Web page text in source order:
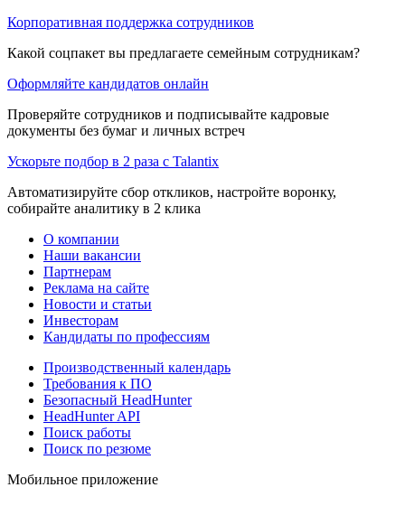
Корпоративная поддержка сотрудников
Какой соцпакет вы предлагаете семейным сотрудникам?
Оформляйте кандидатов онлайн
Проверяйте сотрудников и подписывайте кадровые
документы без бумаг и личных встреч
Ускорьте подбор в 2 раза с Talantix
Автоматизируйте сбор откликов, настройте воронку,
собирайте аналитику в 2 клика
О компании
Наши вакансии
Партнерам
Реклама на сайте
Новости и статьи
Инвесторам
Кандидаты по профессиям
Производственный календарь
Требования к ПО
Безопасный HeadHunter
HeadHunter API
Поиск работы
Поиск по резюме
Мобильное приложение